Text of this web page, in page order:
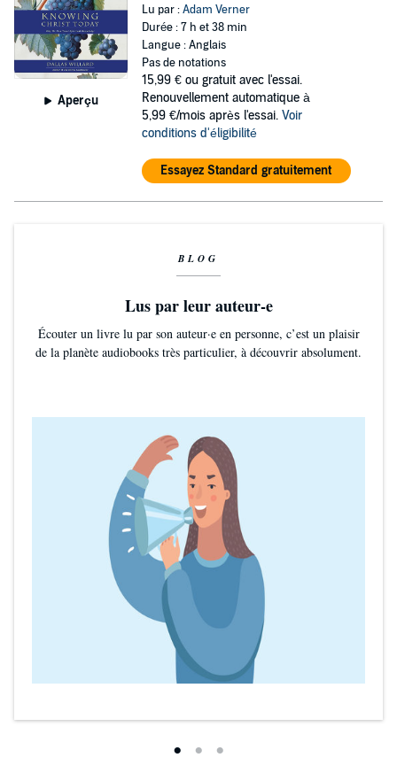
Aperçu
Lu par :Adam Verner
Durée : 7 h et 38 min
Langue : Anglais
Pas de notations
15,99 € ou gratuit avec l'essai.
Renouvellement automatique à
5,99 €/mois après l'essai. Voir
conditions d'éligibilité
Essayez Standard gratuitement
BLOG
Lus par leur auteur-e
Écouter un livre lu par son auteur·e en personne, c’est un plaisir
de la planète audiobooks très particulier, à découvrir absolument.